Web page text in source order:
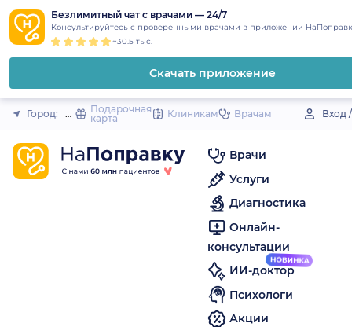
to
content
Безлимитный чат с врачами — 24/7
Консультируйтесь с проверенными врачами в приложении
~30.5 тыс.
Скачать приложение
Закрыть
Город: ДюртюлиПодарочная
карта
Клиникам Врачам Вход
Врачи
Услуги
Диагностика
Онлайн-
консультации
ИИ-доктор
Психологи
Акции